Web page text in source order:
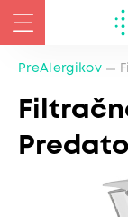
PreAlergikov